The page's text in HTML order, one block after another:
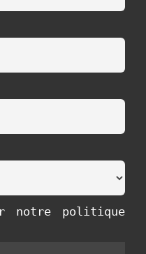
notre politique